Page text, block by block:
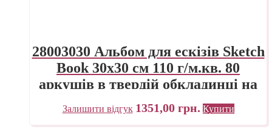
28003030 Альбом для ескізів Sketch
Book 30х30 см 110 г/м.кв. 80
аркушів в твердій обкладинці на
спіралі Fabriano Італія
Залишити відгук 1351,00 грн. Купити